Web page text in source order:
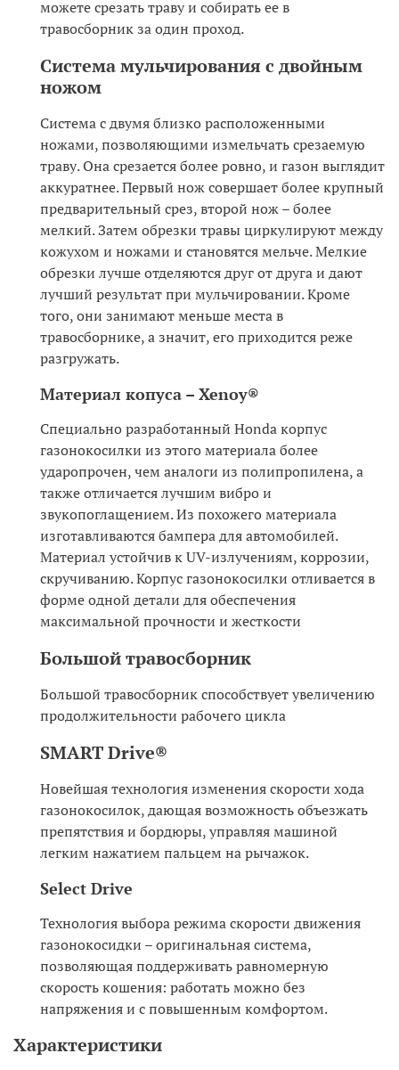
можете срезать траву и собирать ее в
травосборник за один проход.
Система мульчирования с двойным
ножом
Система с двумя близко расположенными
ножами, позволяющими измельчать срезаемую
траву. Она срезается более ровно, и газон выглядит
аккуратнее. Первый нож совершает более крупный
предварительный срез, второй нож – более
мелкий. Затем обрезки травы циркулируют между
кожухом и ножами и становятся мельче. Мелкие
обрезки лучше отделяются друг от друга и дают
лучший результат при мульчировании. Кроме
того, они занимают меньше места в
травосборнике, а значит, его приходится реже
разгружать.
Материал копуса – Xenoy®
Специально разработанный Honda корпус
газонокосилки из этого материала более
ударопрочен, чем аналоги из полипропилена, а
также отличается лучшим вибро и
звукопоглащением. Из похожего материала
изготавливаются бампера для автомобилей.
Материал устойчив к UV-излучениям, коррозии,
скручиванию. Корпус газонокосилки отливается в
форме одной детали для обеспечения
максимальной прочности и жесткости
Большой травосборник
Большой травосборник способствует увеличению
продолжительности рабочего цикла
SMART Drive®
Новейшая технология изменения скорости хода
газонокосилок, дающая возможность объезжать
препятствия и бордюры, управляя машиной
легким нажатием пальцем на рычажок.
Select Drive
Технология выбора режима скорости движения
газонокосидки – оригинальная система,
позволяющая поддерживать равномерную
скорость кошения: работать можно без
напряжения и с повышенным комфортом.
Характеристики